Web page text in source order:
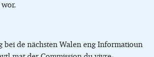
bei de nächsten Walen eng Informatioun